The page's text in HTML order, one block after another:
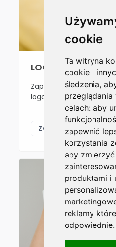
cookie
Ta witryna
cookie i
śledzenia,
przeglądania
celach: aby
zapewnić
korzystania
aby
produktami i
reklamy
odpowiednie.
LOGOPEDIA
Zapoznaj się z zakresem
logopedycznych, które
ZOBACZ WIĘCEJ